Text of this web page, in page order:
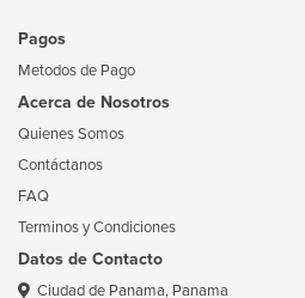
Pagos
Metodos de Pago
Acerca de Nosotros
Quienes Somos
Contáctanos
FAQ
Terminos y Condiciones
Datos de Contacto
Ciudad de Panama, Panama